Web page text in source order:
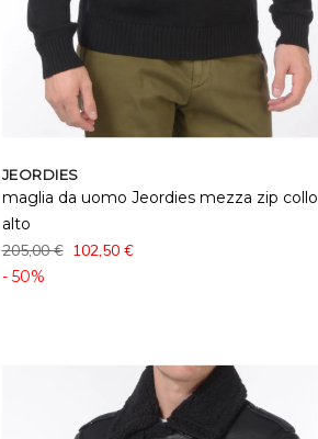
JEORDIES
maglia da uomo Jeordies mezza zip collo
alto
205,00 € 102,50 €
- 50%